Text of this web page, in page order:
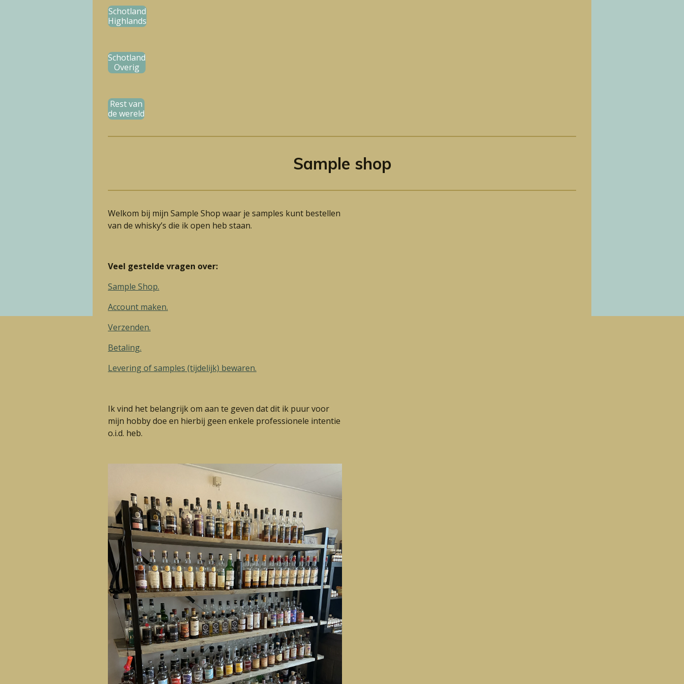
Schotland
Highlands
Schotland
Overig
Rest van
de wereld
Sample shop
Welkom bij mijn Sample Shop waar je samples kunt bestellen
van de whisky’s die ik open heb staan.
Veel gestelde vragen over:
Sample Shop.
Account maken.
Verzenden.
Betaling.
Levering of samples (tijdelijk) bewaren.
Ik vind het belangrijk om aan te geven dat dit ik puur voor
mijn hobby doe en hierbij geen enkele professionele intentie
o.i.d. heb.